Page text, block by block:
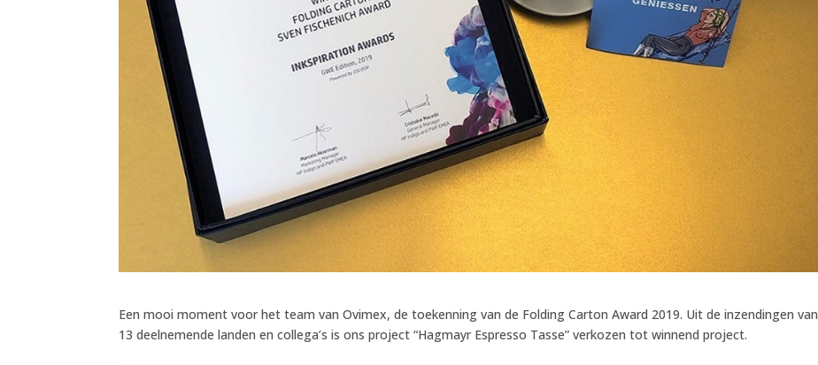
Een mooi moment voor het team van Ovimex, de toekenning van de Folding Carton Award 2019. Uit de inzendingen van
13 deelnemende landen en collega’s is ons project “Hagmayr Espresso Tasse” verkozen tot winnend project.